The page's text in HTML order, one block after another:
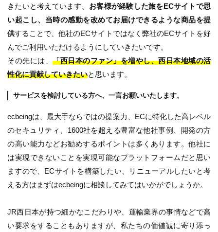
きたいと考えています。 お客様が経験した旅をECサイトで思
い起こし、当時の感動を改めてお届けできるような商品を提
供することで、他社のECサイトではなく弊社のECサイトを好
んでご利用いただけるようにしていきたいです。
その先には、 「西日本のファン」を増やし、西日本地域の活
性化に貢献していきたいと思います。
サービスを検討している方へ、一言お願いいたします。
ecbeingは、最大手ならではの提案力、ECに特化した高レベル
のセキュリティ、1600社を超える豊富な他社事例、開発の方
の高い能力などお勧めするポイントは多くあります。他社に
は実現できないことを実現可能なプラットフォームだと思い
ますので、ECサイトを構築したい、リニューアルしたいと考
える方はまずはecbeingに相談してみてはいかがでしょうか。
JR西日本が持つ細かなこだわりや、運輸業界の事情などで高
い要求をすることもありますが、私たちの価値観に寄り添っ